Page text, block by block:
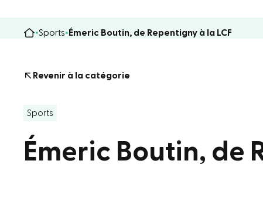
Sports Émeric Boutin, de Repentigny à la LCF
Revenir à la catégorie
Sports
Émeric Boutin, de